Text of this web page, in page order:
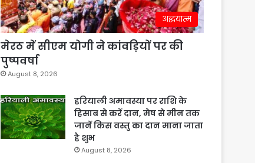
अद्धयात्म
मेरठ में सीएम योगी ने कांवड़ियों पर की
पुष्पवर्षा
August 8, 2026
हरियाली अमावस्या पर राशि के
हिसाब से करें दान, मेष से मीन तक
जानें किस वस्तु का दान माना जाता
है शुभ
August 8, 2026